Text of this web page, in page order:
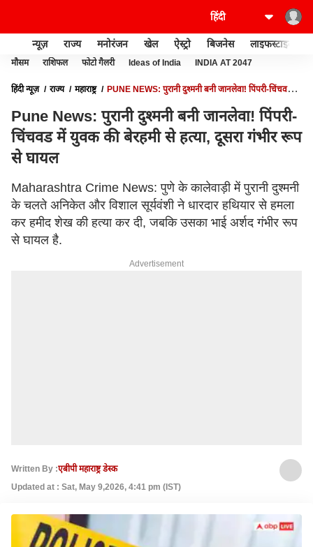
न्यूज़ राज्य मनोरंजन खेल ऐस्ट्रो बिजनेस लाइफस्टाइल
मौसम राशिफल फोटो गैलरी Ideas of India INDIA AT 2047
हिंदी न्यूज़ राज्य महाराष्ट्र
PUNE NEWS: पुरानी दुश्मनी बनी जानलेवा! पिंपरी-चिंचवड में
Pune News: पुरानी दुश्मनी बनी जानलेवा! पिंपरी-
चिंचवड में युवक की बेरहमी से हत्या, दूसरा गंभीर रूप
से घायल
Maharashtra Crime News: पुणे के कालेवाड़ी में पुरानी दुश्मनी
के चलते अनिकेत और विशाल सूर्यवंशी ने धारदार हथियार से हमला
कर हमीद शेख की हत्या कर दी, जबकि उसका भाई अर्शद गंभीर रूप
से घायल है.
Advertisement
Written By :एबीपी महाराष्ट्र डेस्क
Updated at : Sat, May 9,2026, 4:41 pm (IST)